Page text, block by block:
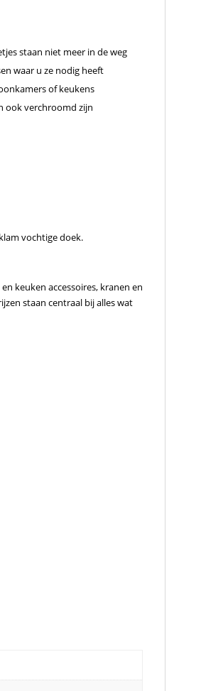
staan niet meer in de weg
waar u ze nodig heeft
of keukens
ook verchroomd zijn
vochtige doek.
keuken accessoires, kranen en
staan centraal bij alles wat